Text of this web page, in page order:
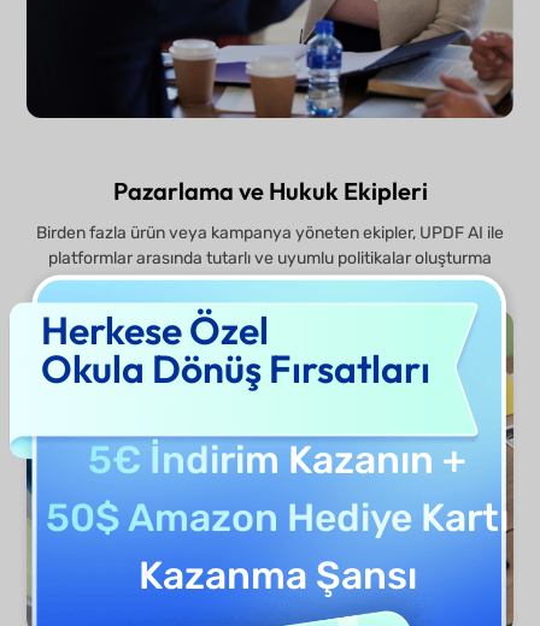
Pazarlama ve Hukuk Ekipleri
Birden fazla ürün veya kampanya yöneten ekipler, UPDF AI ile
platformlar arasında tutarlı ve uyumlu politikalar oluşturma
sürecini hızlandırabilir; verimliliği artırır ve hataları azaltır.
Herkese Özel
Okula Dönüş Fırsatları
5€ İndirim Kazanın +
50$ Amazon Hediye Kartı
Kazanma Şansı